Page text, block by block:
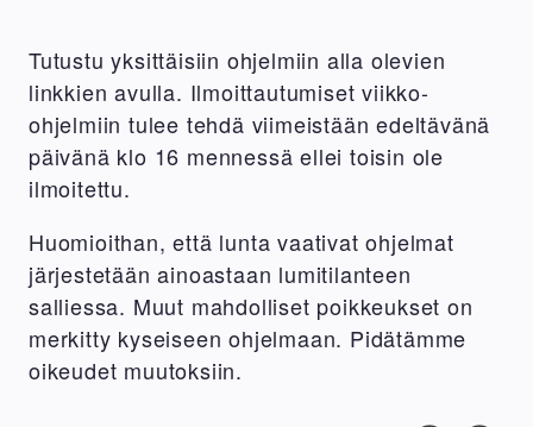
Tutustu yksittäisiin ohjelmiin alla olevien
linkkien avulla. Ilmoittautumiset viikko-
ohjelmiin tulee tehdä viimeistään edeltävänä
päivänä klo 16 mennessä ellei toisin ole
ilmoitettu.
Huomioithan, että lunta vaativat ohjelmat
järjestetään ainoastaan lumitilanteen
salliessa. Muut mahdolliset poikkeukset on
merkitty kyseiseen ohjelmaan. Pidätämme
oikeudet muutoksiin.